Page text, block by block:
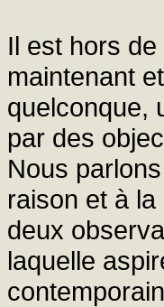
Il est hors
maintenant
quelconque,
par des
Nous
raison et à
deux
laquelle